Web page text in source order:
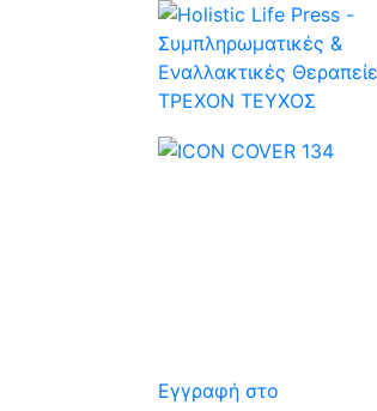
ΤΡΕΧOΝ ΤΕΥΧΟΣ
Εγγραφή στο